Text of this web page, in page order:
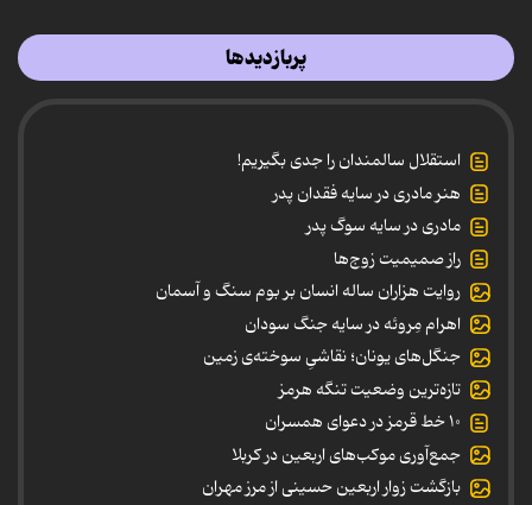
پربازدیدها
استقلال سالمندان را جدی بگیریم!
هنر مادری در سایه‌ فقدان پدر
مادری در سایه سوگ پدر
راز صمیمیت زوج‌ها
روایت هزاران ساله انسان بر بوم سنگ و آسمان
اهرام مِروئه در سایه جنگ سودان
جنگل‌های یونان؛ نقاشیِ سوخته‌ی زمین
تازه‌ترین وضعیت تنگه هرمز
۱۰ خط قرمز در دعوای همسران
جمع‌آوری موکب‌های اربعین در کربلا
بازگشت زوار اربعین حسینی از مرز مهران